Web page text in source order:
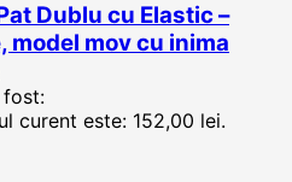
Dublu cu Elastic –
model mov cu inima
fost:
curent este: 152,00 lei.